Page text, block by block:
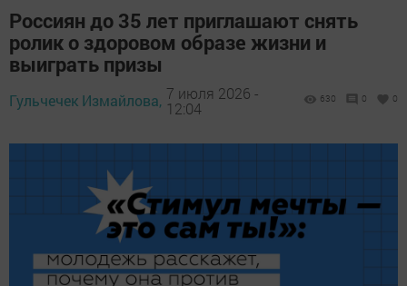
Россиян до 35 лет приглашают снять
ролик о здоровом образе жизни и
выиграть призы
Гульчечек Измайлова, 7 июля 2026 -
12:04
630 0 0